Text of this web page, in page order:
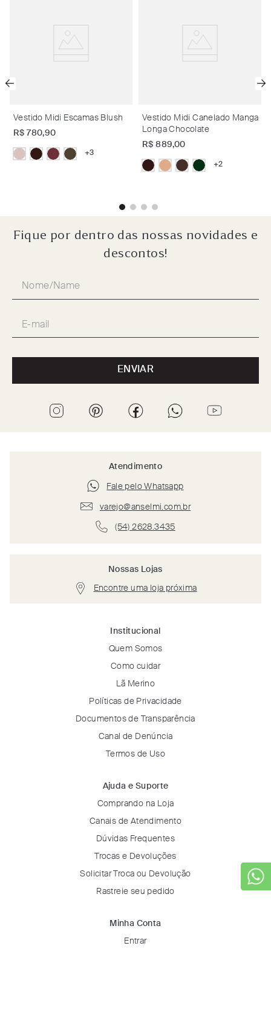
Vestido Midi Escamas Blush
R$ 780,90
+3
Vestido Midi Canelado Manga
Longa Chocolate
R$ 889,00
+2
Fique por dentro das nossas novidades e
descontos!
ENVIAR
Atendimento
Fale pelo Whatsapp
varejo@anselmi.com.br
(54) 2628.3435
Nossas Lojas
Encontre uma loja próxima
Institucional
Quem Somos
Como cuidar
Lã Merino
Políticas de Privacidade
Documentos de Transparência
Canal de Denúncia
Termos de Uso
Ajuda e Suporte
Comprando na Loja
Canais de Atendimento
Dúvidas Frequentes
Trocas e Devoluções
Solicitar Troca ou Devolução
Rastreie seu pedido
Minha Conta
Entrar